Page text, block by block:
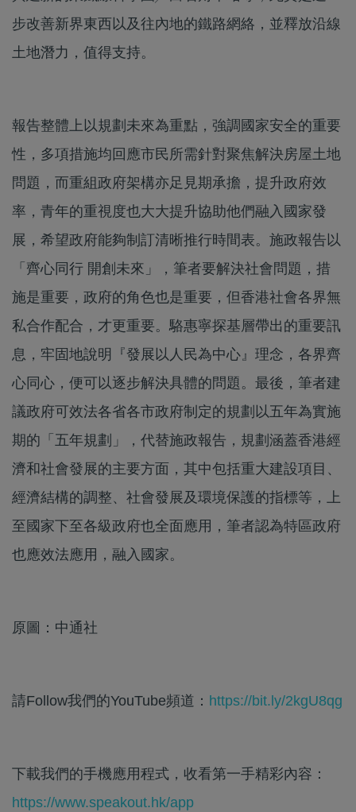
步改善新界東西以及往內地的鐵路網絡，並釋放沿線
土地潛力，值得支持。
報告整體上以規劃未來為重點，強調國家安全的重要
性，多項措施均回應市民所需針對聚焦解決房屋土地
問題，而重組政府架構亦足見期承擔，提升政府效
率，青年的重視度也大大提升協助他們融入國家發
展，希望政府能夠制訂清晰推行時間表。施政報告以
「齊心同行 開創未來」，筆者要解決社會問題，措
施是重要，政府的角色也是重要，但香港社會各界無
私合作配合，才更重要。駱惠寧探基層帶出的重要訊
息，牢固地說明『發展以人民為中心』理念，各界齊
心同心，便可以逐步解決具體的問題。最後，筆者建
議政府可效法各省各市政府制定的規劃以五年為實施
期的「五年規劃」，代替施政報告，規劃涵蓋香港經
濟和社會發展的主要方面，其中包括重大建設項目、
經濟結構的調整、社會發展及環境保護的指標等，上
至國家下至各級政府也全面應用，筆者認為特區政府
也應效法應用，融入國家。
原圖：中通社
請Follow我們的YouTube頻道： https://bit.ly/2kgU8qg
下載我們的手機應用程式，收看第一手精彩內容：
https://www.speakout.hk/app